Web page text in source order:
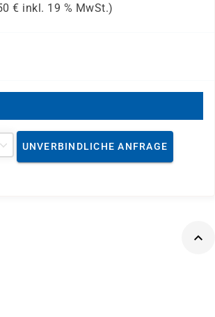
€ inkl. 19 % MwSt.)
UNVERBINDLICHE ANFRAGE